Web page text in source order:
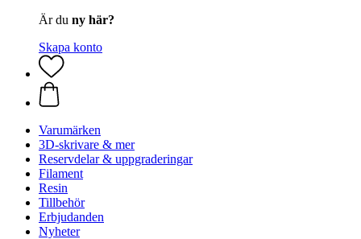
Är du ny här?
Skapa konto
Varumärken
3D-skrivare & mer
Reservdelar & uppgraderingar
Filament
Resin
Tillbehör
Erbjudanden
Nyheter